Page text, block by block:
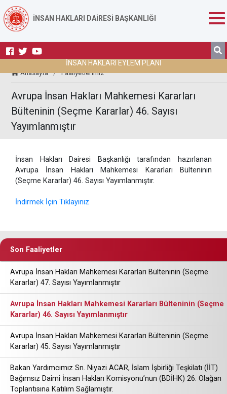
İNSAN HAKLARI DAİRESİ BAŞKANLIĞI
İNSAN HAKLARI EYLEM PLANI
Anasayfa / Faaliyetlerimiz
Avrupa İnsan Hakları Mahkemesi Kararları
Bülteninin (Seçme Kararlar) 46. Sayısı
Yayımlanmıştır
İnsan Hakları Dairesi Başkanlığı tarafından hazırlanan
Avrupa İnsan Hakları Mahkemesi Kararları Bülteninin
(Seçme Kararlar) 46. Sayısı Yayımlanmıştır.
İndirmek İçin Tıklayınız
Son Faaliyetler
Avrupa İnsan Hakları Mahkemesi Kararları Bülteninin (Seçme
Kararlar) 47. Sayısı Yayımlanmıştır
Avrupa İnsan Hakları Mahkemesi Kararları Bülteninin (Seçme
Kararlar) 46. Sayısı Yayımlanmıştır
Avrupa İnsan Hakları Mahkemesi Kararları Bülteninin (Seçme
Kararlar) 45. Sayısı Yayımlanmıştır
Bakan Yardımcımız Sn. Niyazi ACAR, İslam İşbirliği Teşkilatı (İİT)
Bağımsız Daimi İnsan Hakları Komisyonu’nun (BDİHK) 26. Olağan
Toplantısına Katılım Sağlamıştır.